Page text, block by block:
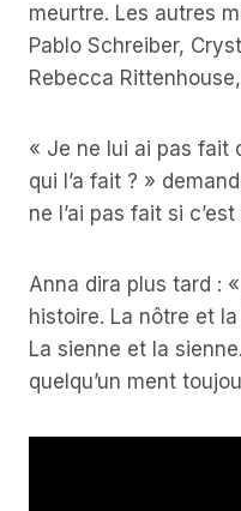
meurtre. Les autres
Pablo Schreiber,
Rebecca
« Je ne lui ai pas fait
qui l’a fait ? »
ne l’ai pas fait si
Anna dira plus tard :
histoire. La nôtre et
La sienne et la
quelqu’un ment